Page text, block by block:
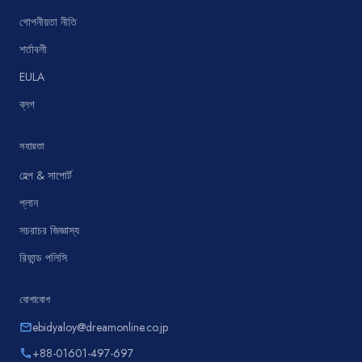
গোপনীয়তা নীতি
শর্তাবলী
EULA
ব্লগ
সহায়তা
হেল্প & সাপোর্ট
প্লান
সচরাচর জিজ্ঞাস্য
রিফান্ড পলিসি
যোগাযোগ
emailebidyaloy@dreamonline.co.jp
phone+88-01601-497-697